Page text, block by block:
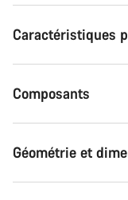
Caractéristiques
Composants
Géométrie et